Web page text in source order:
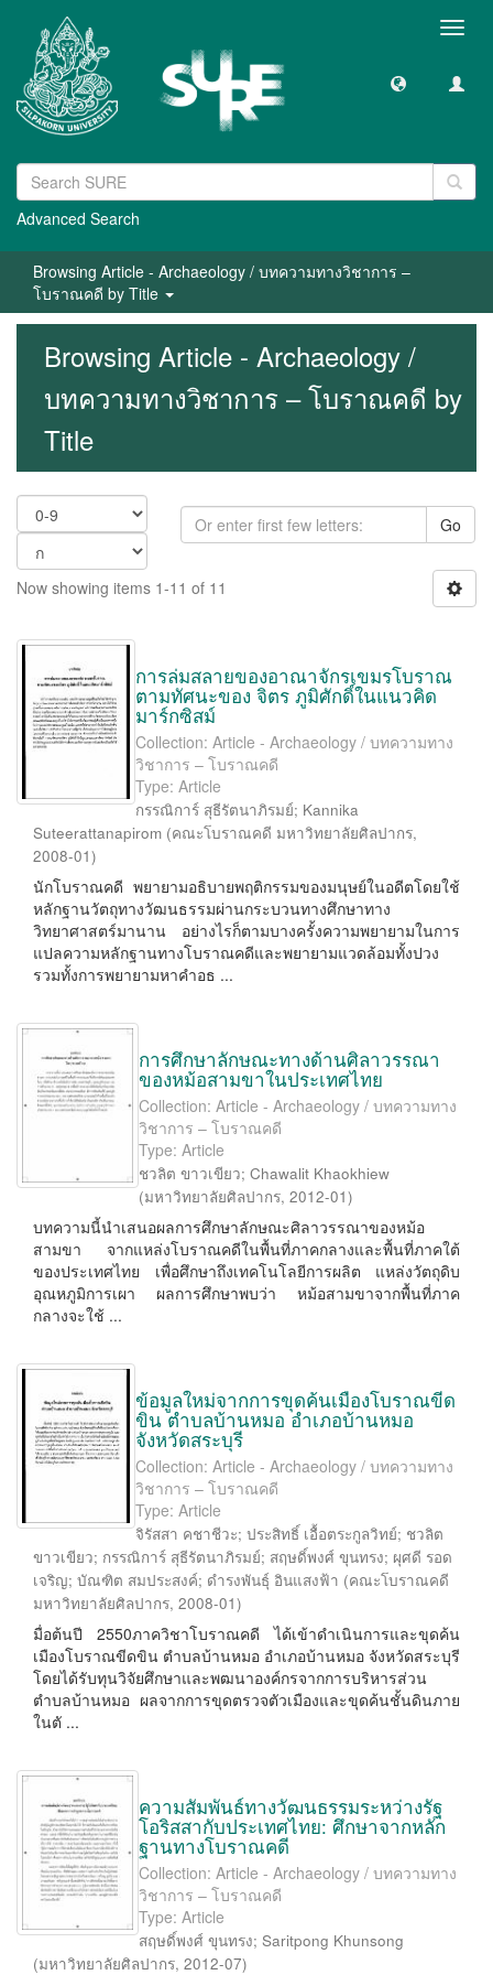
Advanced Search
Browsing Article - Archaeology / บทความทางวิชาการ –
โบราณคดี by Title
Browsing Article - Archaeology /
บทความทางวิชาการ – โบราณคดี by
Title
Go
Now showing items 1-11 of 11
การล่มสลายของอาณาจักรเขมรโบราณ
ตามทัศนะของ จิตร ภูมิศักดิ์ในแนวคิด
มาร์กซิสม์
Collection: Article - Archaeology / บทความทาง
วิชาการ – โบราณคดี
Type: Article
กรรณิการ์ สุธีรัตนาภิรมย์; Kannika
Suteerattanapirom (คณะโบราณคดี มหาวิทยาลัยศิลปากร,
2008-01)
นักโบราณคดี พยายามอธิบายพฤติกรรมของมนุษย์ในอดีตโดยใช้
หลักฐานวัตถุทางวัฒนธรรมผ่านกระบวนทางศึกษาทาง
วิทยาศาสตร์มานาน อย่างไรก็ตามบางครั้งความพยายามในการ
แปลความหลักฐานทางโบราณคดีและพยายามแวดล้อมทั้งปวง
รวมทั้งการพยายามหาคำอธ ...
การศึกษาลักษณะทางด้านศิลาวรรณา
ของหม้อสามขาในประเทศไทย
Collection: Article - Archaeology / บทความทาง
วิชาการ – โบราณคดี
Type: Article
ชวลิต ขาวเขียว; Chawalit Khaokhiew
(มหาวิทยาลัยศิลปากร, 2012-01)
บทความนี้นำเสนอผลการศึกษาลักษณะศิลาวรรณาของหม้อ
สามขา จากแหล่งโบราณคดีในพื้นที่ภาคกลางและพื้นที่ภาคใต้
ของประเทศไทย เพื่อศึกษาถึงเทคโนโลยีการผลิต แหล่งวัตถุดิบ
อุณหภูมิการเผา ผลการศึกษาพบว่า หม้อสามขาจากพื้นที่ภาค
กลางจะใช้ ...
ข้อมูลใหม่จากการขุดค้นเมืองโบราณขีด
ขิน ตำบลบ้านหมอ อำเภอบ้านหมอ
จังหวัดสระบุรี
Collection: Article - Archaeology / บทความทาง
วิชาการ – โบราณคดี
Type: Article
จิรัสสา คชาชีวะ; ประสิทธิ์ เอื้อตระกูลวิทย์; ชวลิต
ขาวเขียว; กรรณิการ์ สุธีรัตนาภิรมย์; สฤษดิ์พงศ์ ขุนทรง; ผุศดี รอด
เจริญ; บัณฑิต สมประสงค์; ดำรงพันธุ์ อินแสงฟ้า (คณะโบราณคดี
มหาวิทยาลัยศิลปากร, 2008-01)
มื่อต้นปี 2550ภาควิชาโบราณคดี ได้เข้าดำเนินการและขุดค้น
เมืองโบราณขีดขิน ตำบลบ้านหมอ อำเภอบ้านหมอ จังหวัดสระบุรี
โดยได้รับทุนวิจัยศึกษาและพฒนาองค์กรจากการบริหารส่วน
ตำบลบ้านหมอ ผลจากการขุดตรวจตัวเมืองและขุดค้นชั้นดินภาย
ในตั ...
ความสัมพันธ์ทางวัฒนธรรมระหว่างรัฐ
โอริสสากับประเทศไทย: ศึกษาจากหลัก
ฐานทางโบราณคดี
Collection: Article - Archaeology / บทความทาง
วิชาการ – โบราณคดี
Type: Article
สฤษดิ์พงศ์ ขุนทรง; Saritpong Khunsong
(มหาวิทยาลัยศิลปากร, 2012-07)